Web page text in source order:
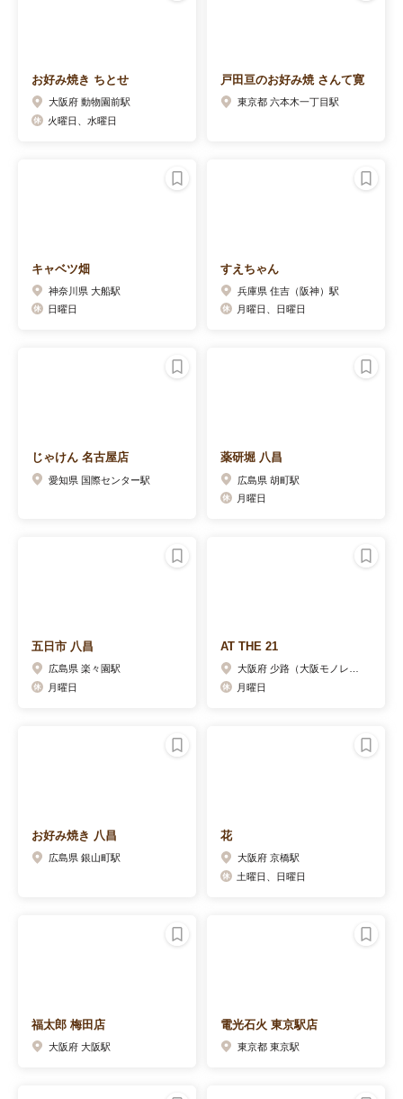
お好み焼き ちとせ
大阪府 動物園前駅
火曜日、水曜日
戸田亘のお好み焼 さんて寛
東京都 六本木一丁目駅
キャベツ畑
神奈川県 大船駅
日曜日
すえちゃん
兵庫県 住吉（阪神）駅
月曜日、日曜日
じゃけん 名古屋店
愛知県 国際センター駅
薬研堀 八昌
広島県 胡町駅
月曜日
五日市 八昌
広島県 楽々園駅
月曜日
AT THE 21
月曜日
お好み焼き 八昌
広島県 銀山町駅
花
大阪府 京橋駅
土曜日、日曜日
福太郎 梅田店
大阪府 大阪駅
電光石火 東京駅店
東京都 東京駅